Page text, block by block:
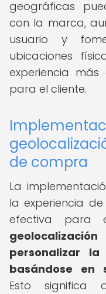
geográficas
con la marca,
usuario y
ubicaciones
experiencia
para el cliente.
de compra
La
la experiencia
efectiva para
personalizar
basándose en
Esto significa